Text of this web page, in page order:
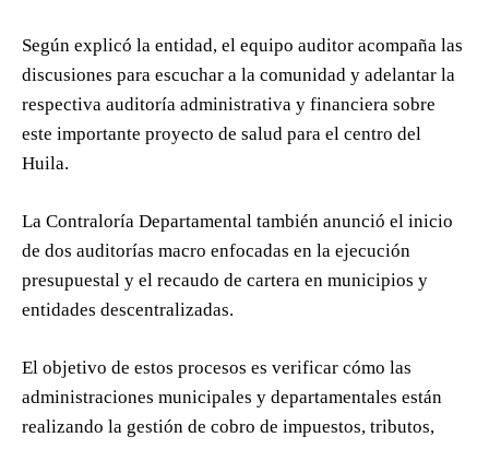
Según explicó la entidad, el equipo auditor acompaña las
discusiones para escuchar a la comunidad y adelantar la
respectiva auditoría administrativa y financiera sobre
este importante proyecto de salud para el centro del
Huila.
La Contraloría Departamental también anunció el inicio
de dos auditorías macro enfocadas en la ejecución
presupuestal y el recaudo de cartera en municipios y
entidades descentralizadas.
El objetivo de estos procesos es verificar cómo las
administraciones municipales y departamentales están
realizando la gestión de cobro de impuestos, tributos,